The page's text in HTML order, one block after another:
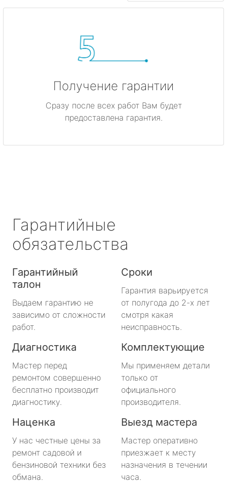
Получение гарантии
Сразу после всех работ Вам будет
предоставлена гарантия.
Гарантийные
обязательства
Гарантийный
талон
Выдаем гарантию не
зависимо от сложности
работ.
Сроки
Гарантия варьируется
от полугода до 2-х лет
смотря какая
неисправность.
Диагностика
Мастер перед
ремонтом совершенно
бесплатно производит
диагностику.
Комплектующие
Мы применяем детали
только от
официального
производителя.
Наценка
У нас честные цены за
ремонт садовой и
бензиновой техники без
обмана.
Выезд мастера
Мастер оперативно
приезжает к месту
назначения в течении
часа.